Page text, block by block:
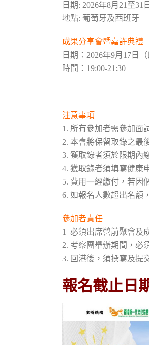
日期: 2026年8月21至31
地點: 葡萄牙及西班牙
成果分享會暨嘉許典禮
日期：2026年9月17日（
時間：19:00-21:30
注意事項
1. 所有參加者需參加面
2. 本會將保留取錄之最
3. 獲取錄者須於限期內
4. 獲取錄者須填寫健康
5. 費用一經繳付，若因
6. 如報名人數超出名額
參加者責任
1 必須出席營前聚會及
2. 考察團舉辦期間，必
3. 回港後，須撰寫及提
報名截止日